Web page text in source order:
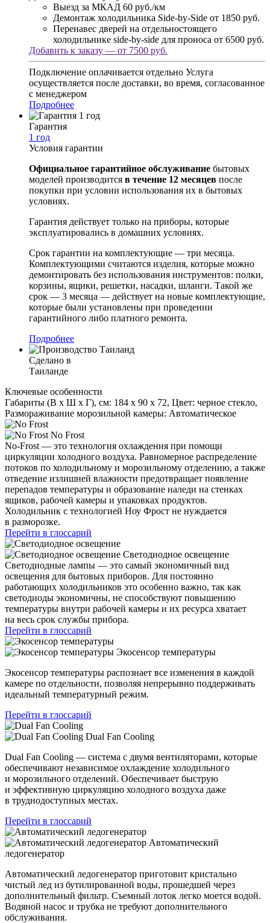
Выезд за МКАД 60 руб./км
Демонтаж холодильника Side-by-Side от 1850 руб.
Перенавес дверей на отдельностоящего
холодильнике side-by-side для проноса от 6500 руб.
Добавить к заказу — от 7500 руб.
Подключение оплачивается отдельно Услуга
осуществляется после доставки, во время, согласованное
с менеджером
Подробнее
Гарантия
1 год
Условия гарантии
Официальное гарантийное обслуживание бытовых
моделей производится в течение 12 месяцев после
покупки при условии использования их в бытовых
условиях.
Гарантия действует только на приборы, которые
эксплуатировались в домашних условиях.
Срок гарантии на комплектующие — три месяца.
Комплектующими считаются изделия, которые можно
демонтировать без использования инструментов: полки,
корзины, ящики, решетки, насадки, шланги. Такой же
срок — 3 месяца — действует на новые комплектующие,
которые были установлены при проведении
гарантийного либо платного ремонта.
Подробнее
Сделано в
Таиланде
Ключевые особенности
Габариты (В х Ш х Г), см: 184 х 90 х 72, Цвет: черное стекло,
Размораживание морозильной камеры: Автоматическое
No Frost
No-Frost — это технология охлаждения при помощи
циркуляции холодного воздуха. Равномерное распределение
потоков по холодильному и морозильному отделению, а также
отведение излишней влажности предотвращает появление
перепадов температуры и образование наледи на стенках
ящиков, рабочей камеры и упаковках продуктов.
Холодильник с технологией Ноу Фрост не нуждается
в разморозке.
Перейти в глоссарий
Светодиодное освещение
Светодиодные лампы — это самый экономичный вид
освещения для бытовых приборов. Для постоянно
работающих холодильников это особенно важно, так как
светодиоды экономичны, не способствуют повышению
температуры внутри рабочей камеры и их ресурса хватает
на весь срок службы прибора.
Перейти в глоссарий
Экосенсор температуры
Экосенсор температуры распознает все изменения в каждой
камере по отдельности, позволяя непрерывно поддерживать
идеальный температурный режим.
Перейти в глоссарий
Dual Fan Cooling
Dual Fan Cooling — система с двумя вентиляторами, которые
обеспечивают независимое охлаждение холодильного
и морозильного отделений. Обеспечивает быструю
и эффективную циркуляцию холодного воздуха даже
в труднодоступных местах.
Перейти в глоссарий
Автоматический
ледогенератор
Автоматический ледогенератор приготовит кристально
чистый лед из бутилированной воды, прошедшей через
дополнительный фильтр. Съемный лоток легко моется водой.
Водяной насос и трубка не требуют дополнительного
обслуживания.